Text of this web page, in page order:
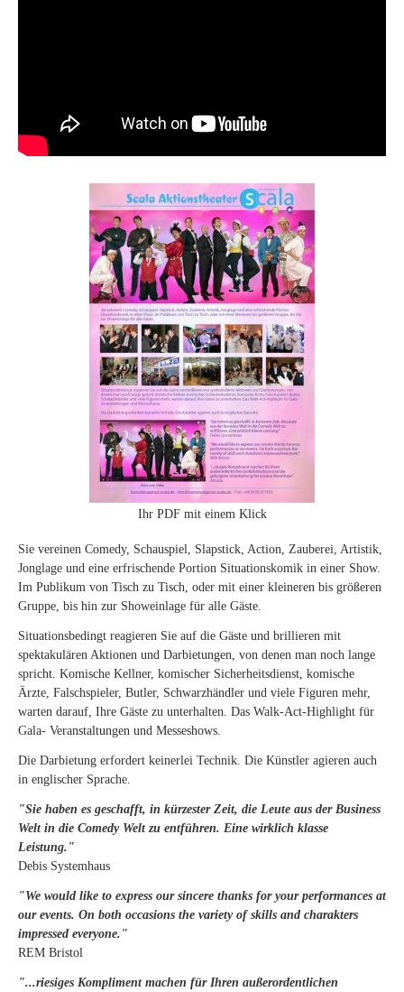
Ihr PDF mit einem Klick
Sie vereinen Comedy, Schauspiel, Slapstick, Action, Zauberei, Artistik,
Jonglage und eine erfrischende Portion Situationskomik in einer Show.
Im Publikum von Tisch zu Tisch, oder mit einer kleineren bis größeren
Gruppe, bis hin zur Showeinlage für alle Gäste.
Situationsbedingt reagieren Sie auf die Gäste und brillieren mit
spektakulären Aktionen und Darbietungen, von denen man noch lange
spricht. Komische Kellner, komischer Sicherheitsdienst, komische
Ärzte, Falschspieler, Butler, Schwarzhändler und viele Figuren mehr,
warten darauf, Ihre Gäste zu unterhalten. Das Walk-Act-Highlight für
Gala- Veranstaltungen und Messeshows.
Die Darbietung erfordert keinerlei Technik. Die Künstler agieren auch
in englischer Sprache.
"Sie haben es geschafft, in kürzester Zeit, die Leute aus der Business
Welt in die Comedy Welt zu entführen. Eine wirklich klasse
Leistung."
Debis Systemhaus
"We would like to express our sincere thanks for your performances at
our events. On both occasions the variety of skills and charakters
impressed everyone."
REM Bristol
"...riesiges Kompliment machen für Ihren außerordentlichen